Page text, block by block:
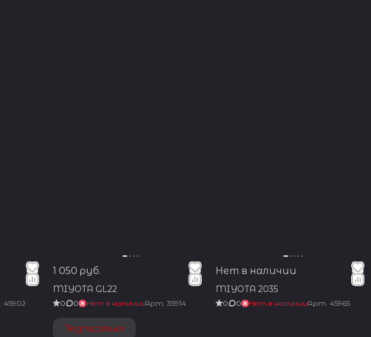
45902
1 050 руб.
MIYOTA GL22
0 0 Нет в наличииАрт. 35914
Подписаться
Нет в наличии
MIYOTA 2035
0 0 Нет в наличииАрт. 45965